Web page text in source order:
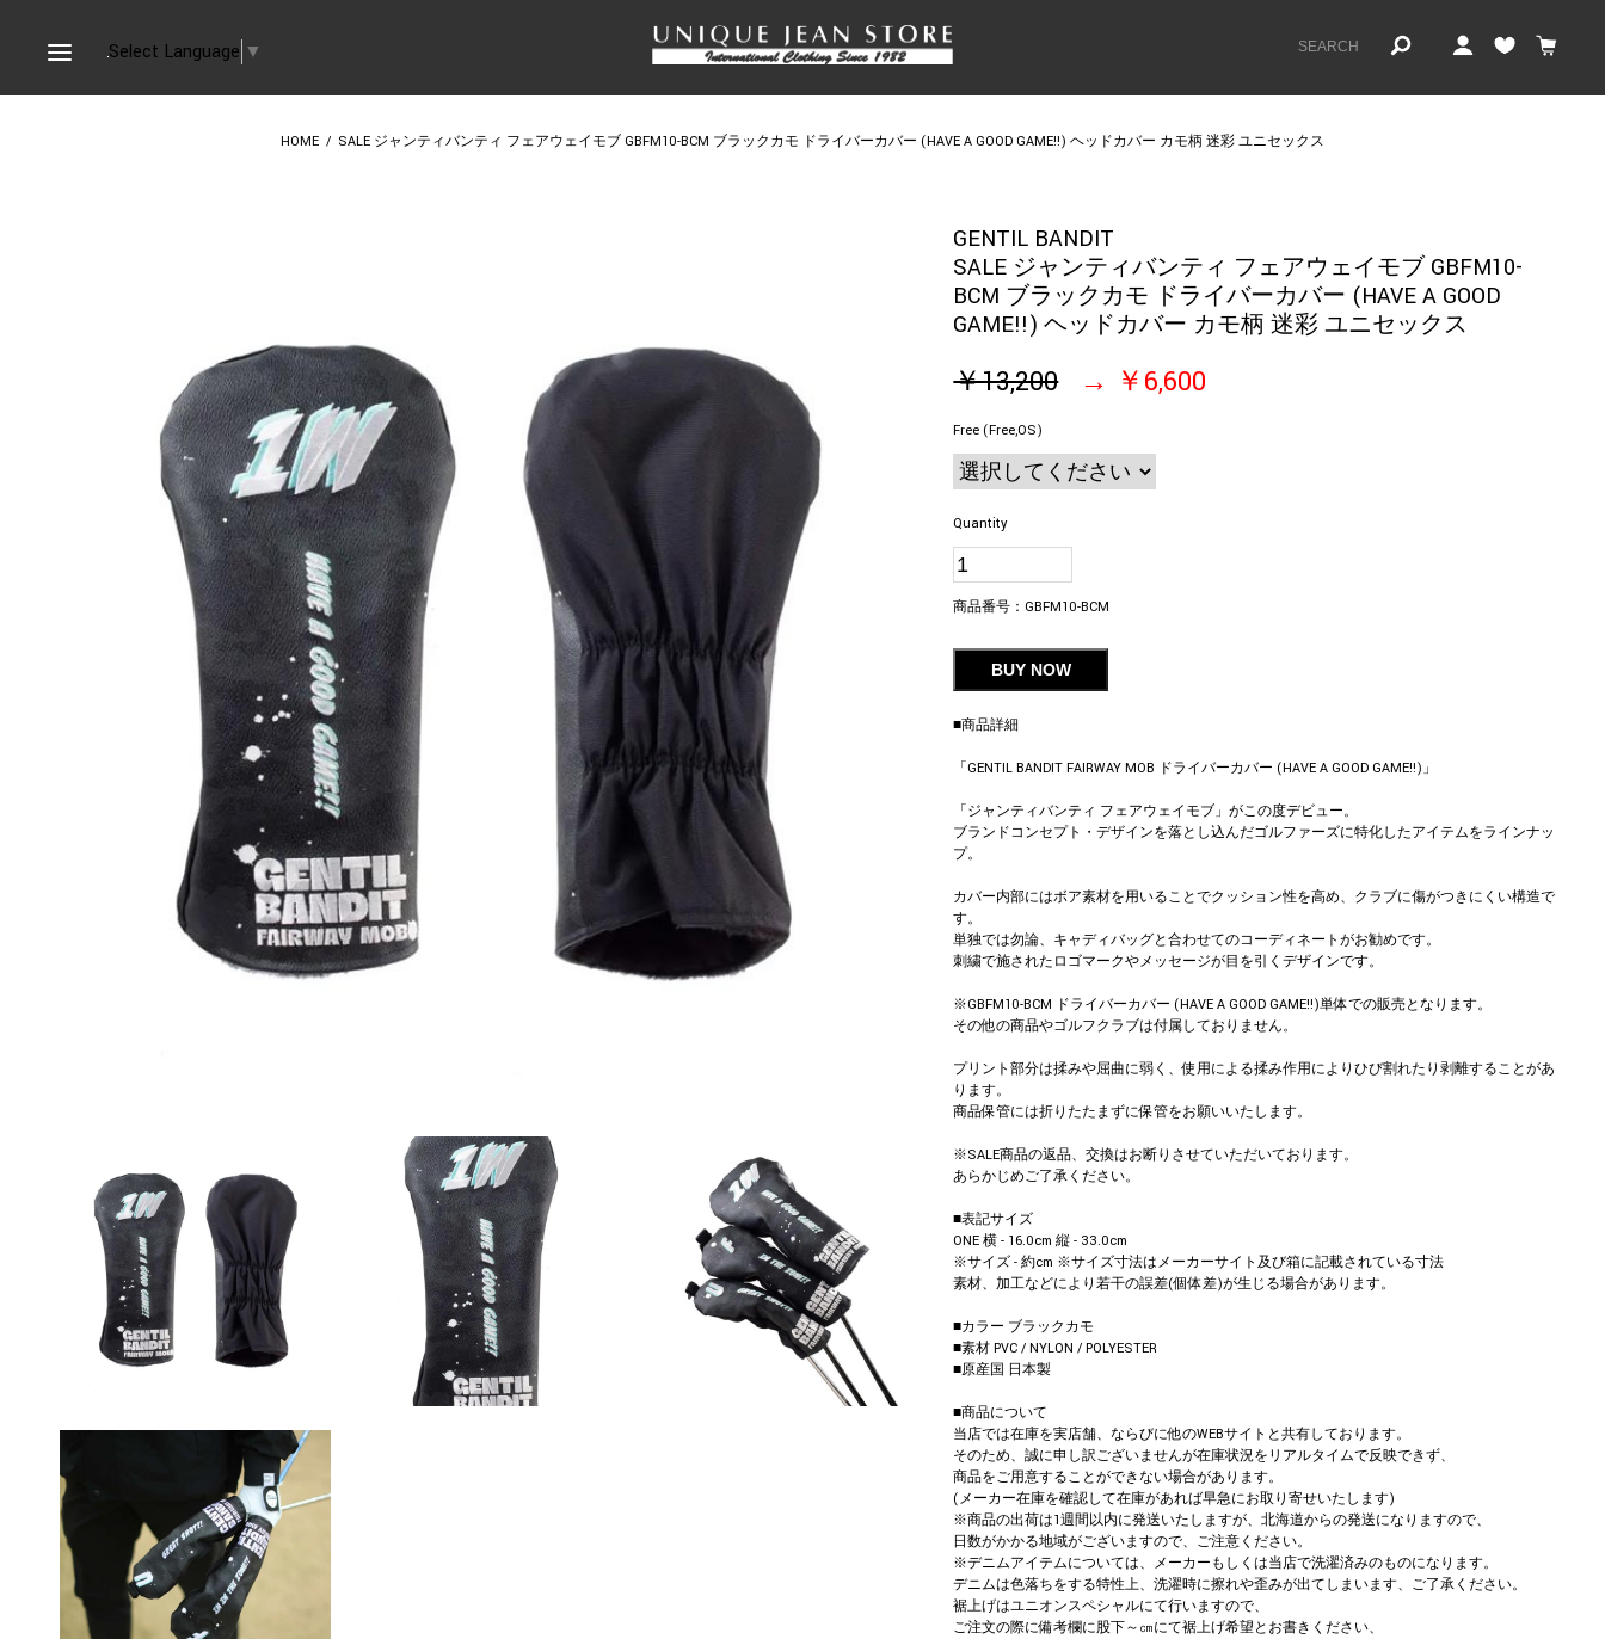
Select Language ▼
HOME / SALE ジャンティバンティ フェアウェイモブ GBFM10-BCM ブラックカモ ドライバーカバー (HAVE A GOOD GAME!!) ヘッドカバー カモ柄 迷彩 ユニセックス
GENTIL BANDIT
SALE ジャンティバンティ フェアウェイモブ GBFM10-
BCM ブラックカモ ドライバーカバー (HAVE A GOOD
GAME!!) ヘッドカバー カモ柄 迷彩 ユニセックス
￥13,200 ￥6,600
Free (Free,OS)
Quantity
商品番号：GBFM10-BCM
BUY NOW
■商品詳細
「GENTIL BANDIT FAIRWAY MOB ドライバーカバー (HAVE A GOOD GAME!!)」
「ジャンティバンティ フェアウェイモブ」がこの度デビュー。
ブランドコンセプト・デザインを落とし込んだゴルファーズに特化したアイテムをラインナッ
プ。
カバー内部にはボア素材を用いることでクッション性を高め、クラブに傷がつきにくい構造で
す。
単独では勿論、キャディバッグと合わせてのコーディネートがお勧めです。
刺繍で施されたロゴマークやメッセージが目を引くデザインです。
※GBFM10-BCM ドライバーカバー (HAVE A GOOD GAME!!)単体での販売となります。
その他の商品やゴルフクラブは付属しておりません。
プリント部分は揉みや屈曲に弱く、使用による揉み作用によりひび割れたり剥離することがあ
ります。
商品保管には折りたたまずに保管をお願いいたします。
※SALE商品の返品、交換はお断りさせていただいております。
あらかじめご了承ください。
■表記サイズ
ONE 横 - 16.0cm 縦 - 33.0cm
※サイズ - 約cm ※サイズ寸法はメーカーサイト及び箱に記載されている寸法
素材、加工などにより若干の誤差(個体差)が生じる場合があります。
■カラー ブラックカモ
■素材 PVC / NYLON / POLYESTER
■原産国 日本製
■商品について
当店では在庫を実店舗、ならびに他のWEBサイトと共有しております。
そのため、誠に申し訳ございませんが在庫状況をリアルタイムで反映できず、
商品をご用意することができない場合があります。
(メーカー在庫を確認して在庫があれば早急にお取り寄せいたします)
※商品の出荷は1週間以内に発送いたしますが、北海道からの発送になりますので、
日数がかかる地域がございますので、ご注意ください。
※デニムアイテムについては、メーカーもしくは当店で洗濯済みのものになります。
デニムは色落ちをする特性上、洗濯時に擦れや歪みが出てしまいます、ご了承ください。
裾上げはユニオンスペシャルにて行いますので、
ご注文の際に備考欄に股下～㎝にて裾上げ希望とお書きください、